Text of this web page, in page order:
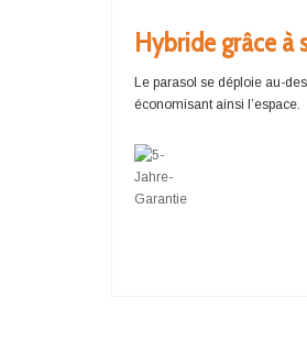
Hybride grâce à
Le parasol se déploie au-
économisant ainsi l’espace.